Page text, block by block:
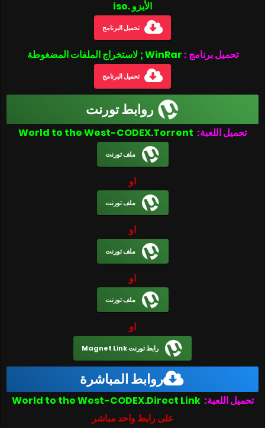
الأيزو .iso
تحميل البرنامج
تحميل برنامج : WinRar ; لاستخراج الملفات المضغوطة
تحميل البرنامج
روابط تورنت
تحميل اللعبة:
ملف تورنت
او
ملف تورنت
او
ملف تورنت
او
ملف تورنت
او
رابط تورنت Magnet Link
روابط المباشرة
تحميل اللعبة: World to the West-CODEX.Direct Link
على رابط واحد مباشر